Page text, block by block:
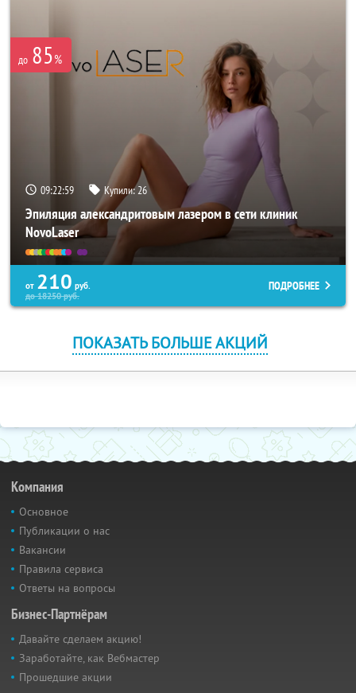
до 85%
09:22:59 Купили:26
Эпиляция александритовым лазером в сети клиник
NovoLaser
от 210 руб.
до18250руб.
ПОДРОБНЕЕ
ПОКАЗАТЬ БОЛЬШЕ АКЦИЙ
Компания
Основное
Публикации о нас
Вакансии
Правила сервиса
Ответы на вопросы
Бизнес-Партнёрам
Давайте сделаем акцию!
Заработайте, как Вебмастер
Прошедшие акции